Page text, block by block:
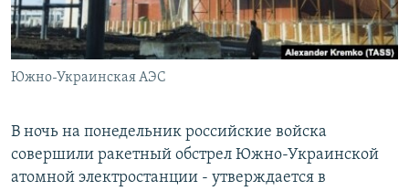
СПОРТ
МИР
БЛОГИ
ГОЛОСА
ЧИТАЕМ ПРЕССУ
АРХИВ РАДИОПРОГРАММЫ
Все сайты РСЕ/РС
Южно-Украинская АЭС
В ночь на понедельник российские войска
совершили ракетный обстрел Южно-Украинской
атомной электростанции - утверждается в